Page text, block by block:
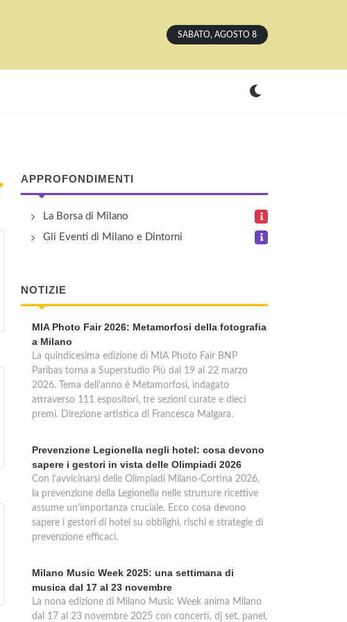
SABATO, AGOSTO 8
APPROFONDIMENTI
La Borsa di Milano
Gli Eventi di Milano e Dintorni
NOTIZIE
MIA Photo Fair 2026: Metamorfosi della fotografia
a Milano
La quindicesima edizione di MIA Photo Fair BNP
Paribas torna a Superstudio Più dal 19 al 22 marzo
2026. Tema dell'anno è Metamorfosi, indagato
attraverso 111 espositori, tre sezioni curate e dieci
premi. Direzione artistica di Francesca Malgara.
Prevenzione Legionella negli hotel: cosa devono
sapere i gestori in vista delle Olimpiadi 2026
Con l'avvicinarsi delle Olimpiadi Milano-Cortina 2026,
la prevenzione della Legionella nelle strutture ricettive
assume un'importanza cruciale. Ecco cosa devono
sapere i gestori di hotel su obblighi, rischi e strategie di
prevenzione efficaci.
Milano Music Week 2025: una settimana di
musica dal 17 al 23 novembre
La nona edizione di Milano Music Week anima Milano
dal 17 al 23 novembre 2025 con concerti, dj set, panel,